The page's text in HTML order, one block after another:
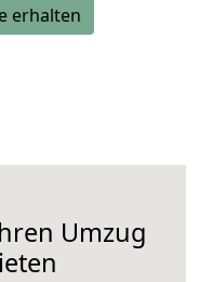
erhalten
Umzug